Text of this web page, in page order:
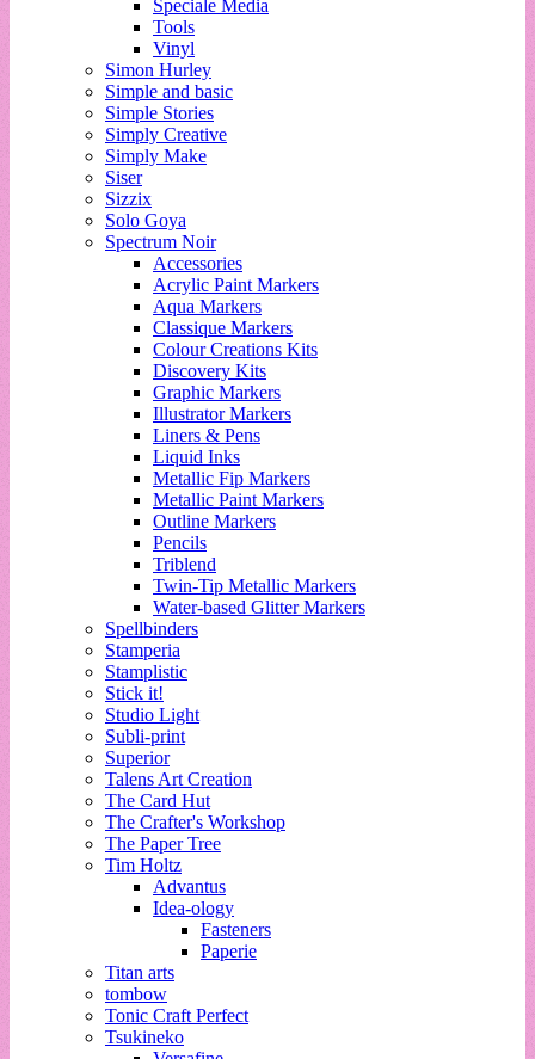
Speciale Media
Tools
Vinyl
Simon Hurley
Simple and basic
Simple Stories
Simply Creative
Simply Make
Siser
Sizzix
Solo Goya
Spectrum Noir
Accessories
Acrylic Paint Markers
Aqua Markers
Classique Markers
Colour Creations Kits
Discovery Kits
Graphic Markers
Illustrator Markers
Liners & Pens
Liquid Inks
Metallic Fip Markers
Metallic Paint Markers
Outline Markers
Pencils
Triblend
Twin-Tip Metallic Markers
Water-based Glitter Markers
Spellbinders
Stamperia
Stamplistic
Stick it!
Studio Light
Subli-print
Superior
Talens Art Creation
The Card Hut
The Crafter's Workshop
The Paper Tree
Tim Holtz
Advantus
Idea-ology
Fasteners
Paperie
Titan arts
tombow
Tonic Craft Perfect
Tsukineko